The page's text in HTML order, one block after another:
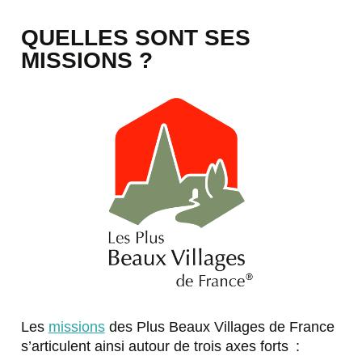
QUELLES SONT SES
MISSIONS ?
Les missionsdes Plus Beaux Villages de France
s’articulent ainsi autour de trois axes forts :